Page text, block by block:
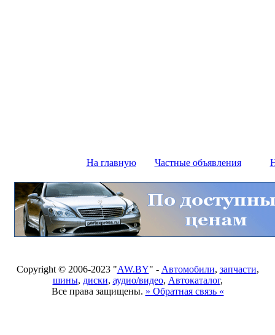
На главную Частные объявления
Copyright © 2006-2023 "AW.BY" - Автомобили, запчасти,
шины, диски, аудио/видео, Автокаталог,
Все права защищены. » Обратная связь «